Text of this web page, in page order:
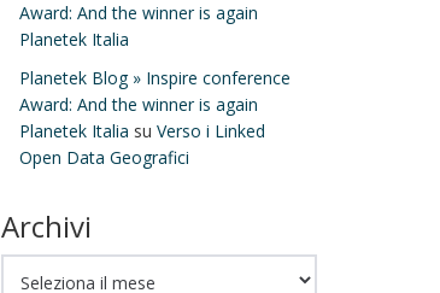
Award: And the winner is again
Planetek Italia
Planetek Blog » Inspire conference
Award: And the winner is again
Planetek Italia su Verso i Linked
Open Data Geografici
Archivi